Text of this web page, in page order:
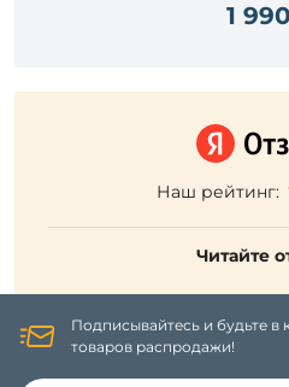
1
Наш рейтинг:
Читайте
Подписывайтесь и будьте в
товаров распродажи!